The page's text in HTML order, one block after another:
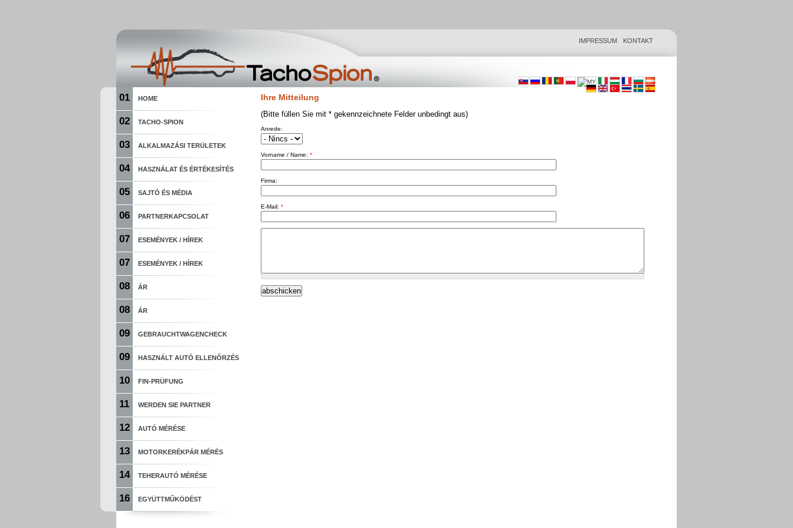
IMPRESSUM KONTAKT
01 HOME
02 TACHO-SPION
03 ALKALMAZÁSI TERÜLETEK
04 HASZNÁLAT ÉS ÉRTÉKESÍTÉS
05 SAJTÓ ÉS MÉDIA
06 PARTNERKAPCSOLAT
07 ESEMÉNYEK / HÍREK
07 ESEMÉNYEK / HÍREK
08 ÁR
08 ÁR
09 GEBRAUCHTWAGENCHECK
09 HASZNÁLT AUTÓ ELLENŐRZÉS
10 FIN-PRÜFUNG
11 WERDEN SIE PARTNER
12 AUTÓ MÉRÉSE
13 MOTORKERÉKPÁR MÉRÉS
14 TEHERAUTÓ MÉRÉSE
16 EGYÜTTMŰKÖDÉST
Ihre Mitteilung
(Bitte füllen Sie mit * gekennzeichnete Felder unbedingt aus)
Anrede:
Vorname / Name: *
Firma:
E-Mail: *